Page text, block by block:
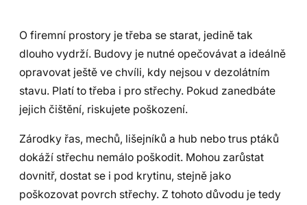
O firemní prostory je třeba se starat, jedině tak
dlouho vydrží. Budovy je nutné opečovávat a ideálně
opravovat ještě ve chvíli, kdy nejsou v dezolátním
stavu. Platí to třeba i pro střechy. Pokud zanedbáte
jejich čištění, riskujete poškození.
Zárodky řas, mechů, lišejníků a hub nebo trus ptáků
dokáží střechu nemálo poškodit. Mohou zarůstat
dovnitř, dostat se i pod krytinu, stejně jako
poškozovat povrch střechy. Z tohoto důvodu je tedy